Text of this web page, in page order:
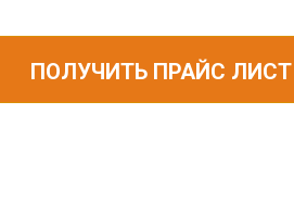
ПОЛУЧИТЬ ПРАЙС ЛИСТ